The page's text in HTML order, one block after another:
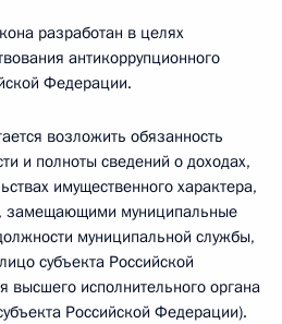
разработан в целях
антикоррупционного
Федерации.
возложить обязанность
и полноты сведений о доходах,
имущественного характера,
замещающими муниципальные
муниципальной службы,
субъекта Российской
высшего исполнительного органа
Российской Федерации).